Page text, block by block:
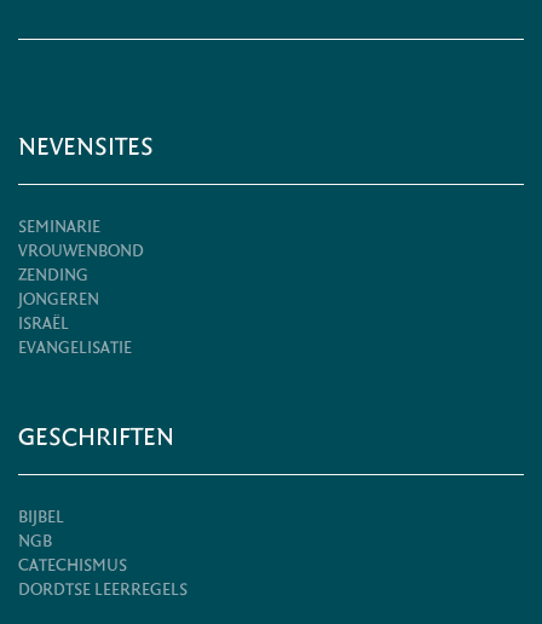
NEVENSITES
SEMINARIE
VROUWENBOND
ZENDING
JONGEREN
ISRAËL
EVANGELISATIE
GESCHRIFTEN
BIJBEL
NGB
CATECHISMUS
DORDTSE LEERREGELS